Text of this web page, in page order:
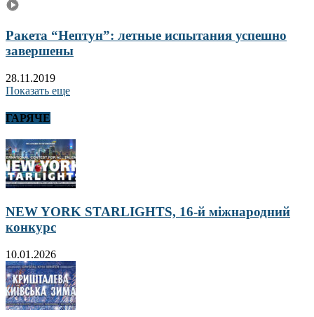
Ракета “Нептун”: летные испытания успешно
завершены
28.11.2019
Показать еще
ГАРЯЧЕ
NEW YORK STARLIGHTS, 16-й міжнародний
конкурс
10.01.2026